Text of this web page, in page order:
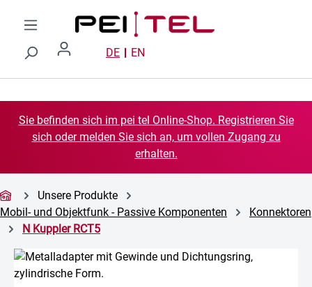
Zum Hauptinhalt springen
DE EN
Sie befinden sich im pei tel Online-Shop. Registrieren Sie
sich oder melden Sie sich an, um vollen Zugang zu
erhalten.
Unsere Produkte
Mobil- und Objektfunk - Passive Komponenten
Konnektoren
N Kuppler RCT5
Bildergalerie überspringen